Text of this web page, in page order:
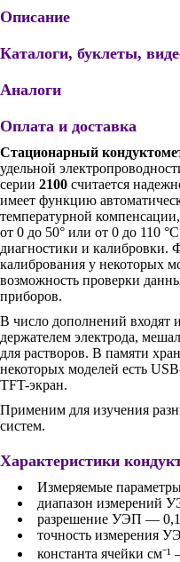
Описание
Каталоги, буклеты,
Аналоги
Оплата и доставка
Стационарный
удельной
серии 2100 считается
имеет функцию
температурной
от 0 до 50° или от 0 до 110
диагностики и калибровки.
калибрования у некоторых
возможность проверки
приборов.
В число дополнений входят
держателем электрода,
для растворов. В памяти
некоторых моделей есть
TFT-экран.
Применим для изучения
систем.
Характеристики
Измеряемые
диапазон измерений
разрешение УЭП —
точность измерения
константа ячейки